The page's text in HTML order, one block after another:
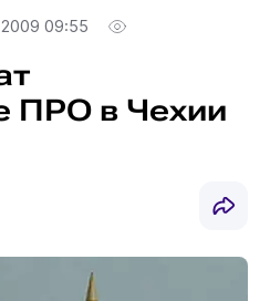
09:55
ПРО в Чехии